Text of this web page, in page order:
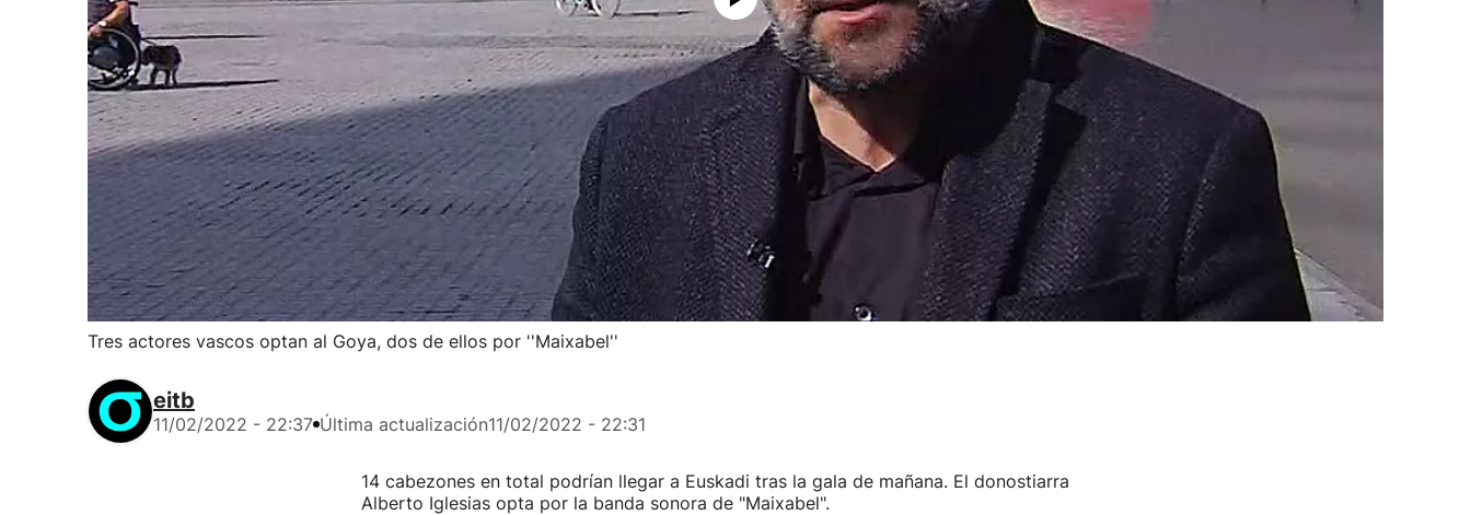
Tres actores vascos optan al Goya, dos de ellos por ''Maixabel''
eitb
11/02/2022 - 22:37 Última actualización11/02/2022 - 22:31
14 cabezones en total podrían llegar a Euskadi tras la gala de mañana. El donostiarra
Alberto Iglesias opta por la banda sonora de "Maixabel".